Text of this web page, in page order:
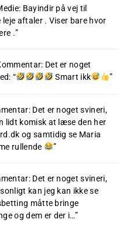
Bayindir på vej til
leje aftaler . Viser bare hvor
.”
Det er noget
: “ Smart ikk ”
Det er noget svineri,
lidt komisk at læse den her
og samtidig se Maria
rullende
”
Det er noget svineri,
kan jeg kan ikke se
måtte bringe
og dem er der i…”